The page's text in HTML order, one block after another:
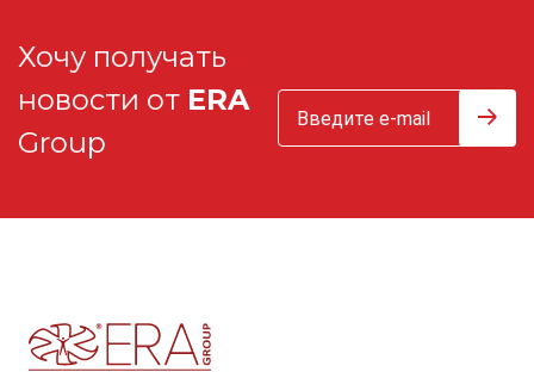
Хочу получать
новости от ERA
Group